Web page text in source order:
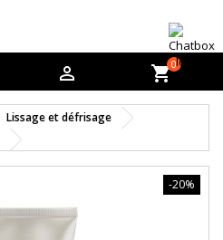
 shopping_cart0
Lissage et défrisage
-20%